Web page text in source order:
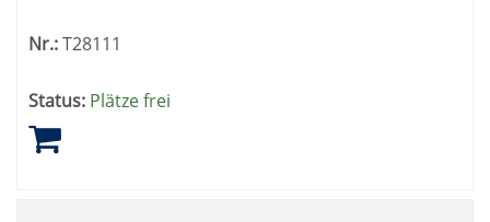
Nr.:T28111
Status: Plätze frei